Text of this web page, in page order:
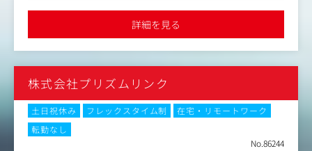
・配信設定後の数値チェックなどの運用管理業務
り、安定性と成長性を兼ね備えた企業です。広告業界でキャリア
を築きたい方におすすめです詳細を見る
株式会社プリズムリンク
土日祝休み フレックスタイム制
在宅・リモートワーク
転勤なし
No.86244